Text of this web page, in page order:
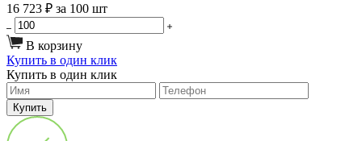
16 723 ₽ за 100 шт
В корзину
Купить в один клик
Купить в один клик